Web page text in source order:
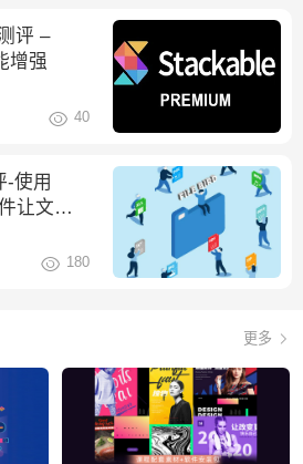
评 –
增强
40
-使用
让文件
180
更多